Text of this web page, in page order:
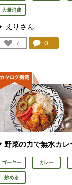
大量消費
えりさん
お気に入り登録：
7
人が登録
コメント
0件。コ
野菜の力で無水カレ
ゴーヤー カレー
炒める